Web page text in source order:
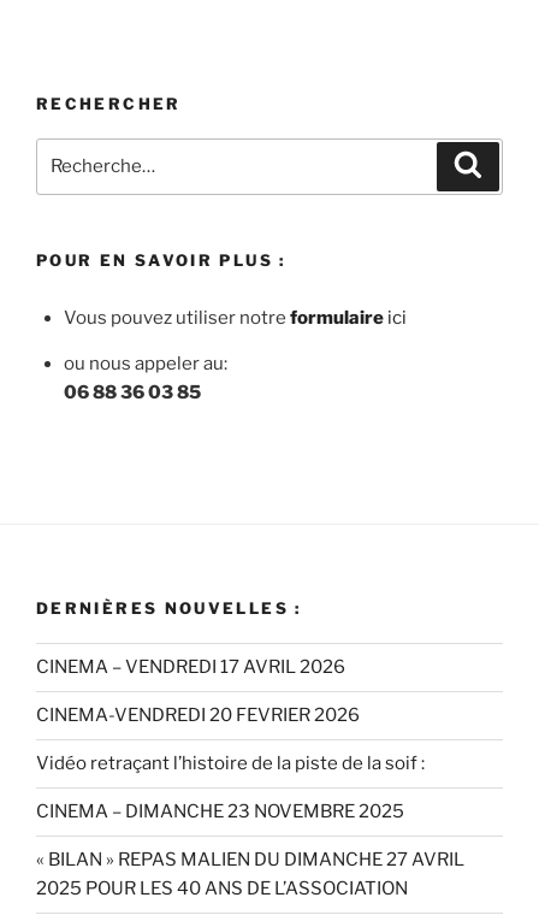
RECHERCHER
pour
POUR EN SAVOIR PLUS :
Vous pouvez utiliser notre formulaireici
ou nous appeler au:
06 88 36 03 85
DERNIÈRES NOUVELLES :
CINEMA – VENDREDI 17 AVRIL 2026
CINEMA-VENDREDI 20 FEVRIER 2026
Vidéo retraçant l’histoire de la piste de la soif :
CINEMA – DIMANCHE 23 NOVEMBRE 2025
« BILAN » REPAS MALIEN DU DIMANCHE 27 AVRIL
2025 POUR LES 40 ANS DE L’ASSOCIATION